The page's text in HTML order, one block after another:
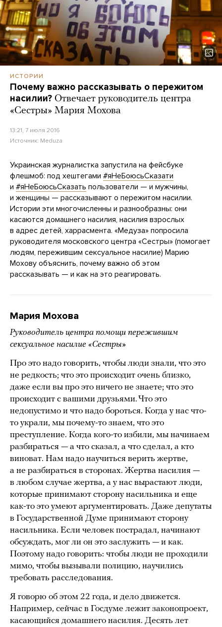
ИСТОРИИ
Почему важно рассказывать о пережитом
насилии? Отвечает руководитель центра
«Сестры» Мария Мохова
13:21, 7 июля 2016
Источник: Meduza
Украинская журналистка запустила на фейсбуке
флешмоб: под хештегами #яНеБоюсьСказати
и #яНеБоюсьСказать пользователи — и мужчины,
и женщины — рассказывают о пережитом насилии.
Истории эти многочисленны и разнообразны: они
касаются домашнего насилия, насилия взрослых
в адрес детей, харрасмента. «Медуза» попросила
руководителя московского центра «Сестры» (помогает
людям, пережившим сексуальное насилие) Марию
Мохову объяснить, почему важно об этом
рассказывать — и как на это реагировать.
Мария Мохова
Руководитель центра помощи пережившим
сексуальное насилие «Сестры»
Про это надо говорить, чтобы люди знали, что это
не редкость; что это происходит очень близко,
даже если вы про это ничего не знаете; что это
происходит с вашими друзьями. Что это
недопустимо и что надо бороться. Когда у нас что-
то украли, мы почему-то знаем, что это
преступление. Когда кого-то избили, мы начинаем
разбираться — а что сказал, а что сделал, а кто
виноват. Нам надо научиться верить жертве,
а не разбираться в сторонах. Жертва насилия —
в любом случае жертва, а у нас вырастают люди,
которые принимают сторону насильника и еще
как-то это умеют аргументировать. Даже депутаты
в Государственной Думе принимают сторону
насильника. Если человек пострадал, начинают
обсуждать, мог ли он это заслужить — и как.
Поэтому надо говорить: чтобы люди не проходили
мимо, чтобы вызывали полицию, научились
требовать расследования.
Я говорю об этом 22 года, и дело движется.
Например, сейчас в Госдуме лежит законопроект,
касающийся домашнего насилия. Десять лет